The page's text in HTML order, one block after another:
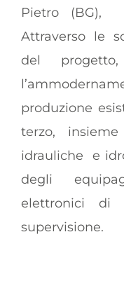
Pietro (BG),
Attraverso le
del
produzione
terzo,
idrauliche e
degli
elettronici di
supervisione.